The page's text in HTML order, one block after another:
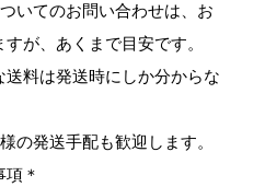
いてのお問い合わせは、お
が、あくまで目安です。
送料は発送時にしか分からな
の発送手配も歓迎します。
項＊